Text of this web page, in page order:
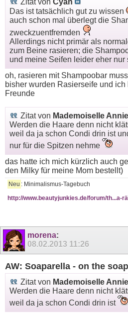
Zitat von Cyan
Das ist tatsächlich gut zu wissen
auch schon mal überlegt die
zweckzuentfremden
Allerdings nicht primär als
zum Beine rasieren; die
und meine Seifen leider eher nur
oh, rasieren mit Shampoobar
bisher wurden Rasierseife und
Freunde
Zitat von Mademoiselle Annie
Werden die Haare denn nicht
weil da ja schon Condi drin ist
nur für die Spitzen nehme
das hatte ich mich kürzlich auch
den Milky für meine Mom bestellt)
Neu : Minimalismus-Tagebuch
http://www.beautyjunkies.de/forum/th...a-
morena:
08.02.2013 11:26
AW: Soaparella - on the
Zitat von Mademoiselle Annie
Werden die Haare denn nicht
weil da ja schon Condi drin ist